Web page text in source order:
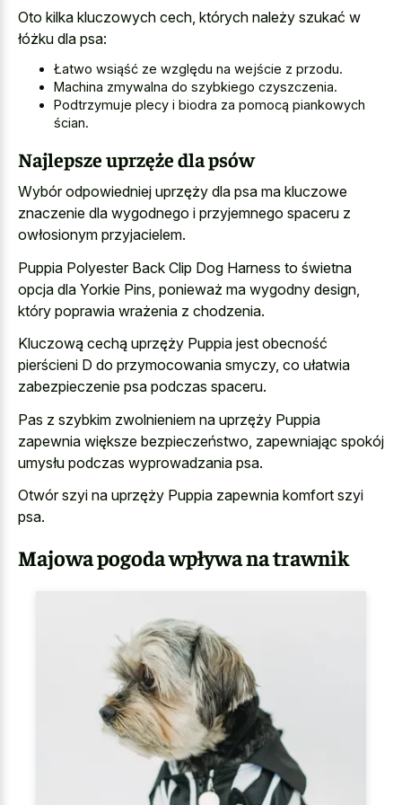
Oto kilka kluczowych cech, których należy szukać w
łóżku dla psa:
Łatwo wsiąść ze względu na wejście z przodu.
Machina zmywalna do szybkiego czyszczenia.
Podtrzymuje plecy i biodra za pomocą piankowych
ścian.
Najlepsze uprzęże dla psów
Wybór odpowiedniej uprzęży dla psa ma kluczowe
znaczenie dla wygodnego i przyjemnego spaceru z
owłosionym przyjacielem.
Puppia Polyester Back Clip Dog Harness to świetna
opcja dla Yorkie Pins, ponieważ ma wygodny design,
który poprawia wrażenia z chodzenia.
Kluczową cechą uprzęży Puppia jest obecność
pierścieni D do przymocowania smyczy, co ułatwia
zabezpieczenie psa podczas spaceru.
Pas z szybkim zwolnieniem na uprzęży Puppia
zapewnia większe bezpieczeństwo, zapewniając spokój
umysłu podczas wyprowadzania psa.
Otwór szyi na uprzęży Puppia zapewnia komfort szyi
psa.
Majowa pogoda wpływa na trawnik